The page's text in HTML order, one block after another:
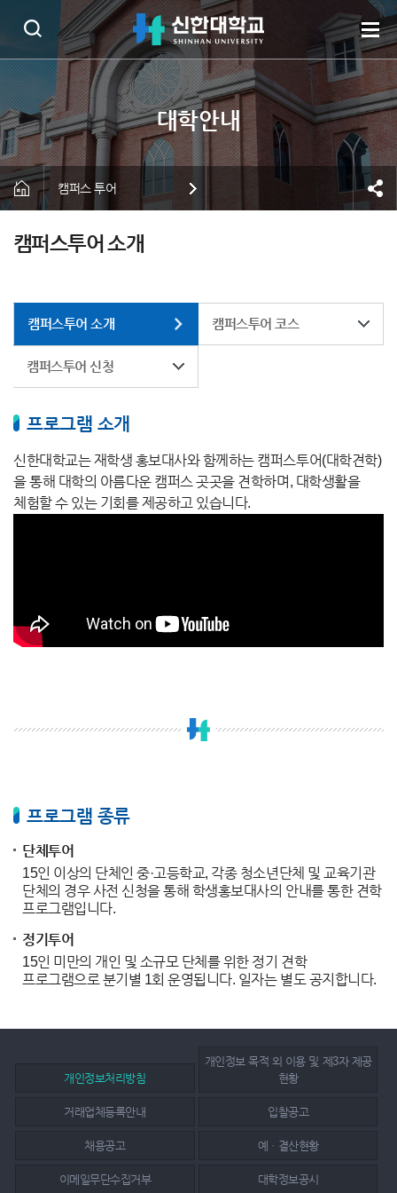
캠퍼스 투어
캠퍼스투어 소개
캠퍼스투어 소개 캠퍼스투어 코스
캠퍼스투어 신청
프로그램 소개
신한대학교는 재학생 홍보대사와 함께하는 캠퍼스투어(대학견학)
을 통해 대학의 아름다운 캠퍼스 곳곳을 견학하며, 대학생활을
체험할 수 있는 기회를 제공하고 있습니다.
프로그램 종류
단체투어
15인 이상의 단체인 중·고등학교, 각종 청소년단체 및 교육기관
단체의 경우 사전 신청을 통해 학생홍보대사의 안내를 통한 견학
프로그램입니다.
정기투어
15인 미만의 개인 및 소규모 단체를 위한 정기 견학
프로그램으로 분기별 1회 운영됩니다. 일자는 별도 공지합니다.
개인정보처리방침
개인정보 목적 외 이용 및 제3자 제공
현황
거래업체등록안내 입찰공고
채용공고 예ㆍ결산현황
이메일무단수집거부 대학정보공시